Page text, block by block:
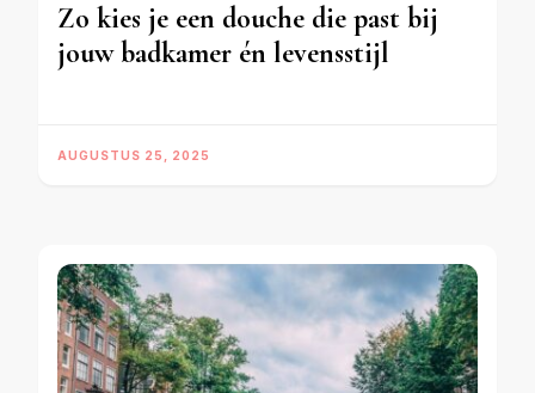
Zo kies je een douche die past bij
jouw badkamer én levensstijl
AUGUSTUS 25, 2025